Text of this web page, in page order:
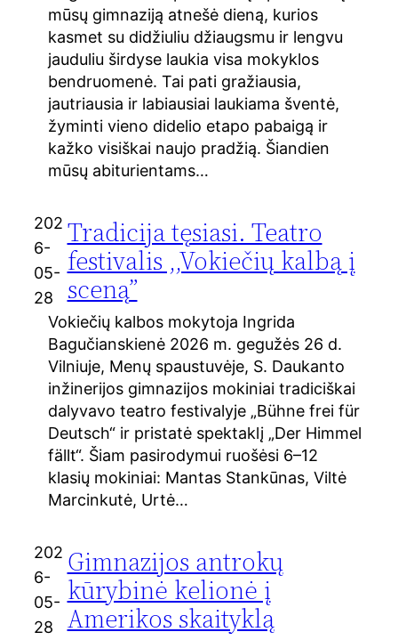
mūsų gimnaziją atnešė dieną, kurios
kasmet su didžiuliu džiaugsmu ir lengvu
jauduliu širdyse laukia visa mokyklos
bendruomenė. Tai pati gražiausia,
jautriausia ir labiausiai laukiama šventė,
žyminti vieno didelio etapo pabaigą ir
kažko visiškai naujo pradžią. Šiandien
mūsų abiturientams…
202
6-
05-
28
Tradicija tęsiasi. Teatro
festivalis ,,Vokiečių kalbą į
sceną”
Vokiečių kalbos mokytoja Ingrida
Bagučianskienė 2026 m. gegužės 26 d.
Vilniuje, Menų spaustuvėje, S. Daukanto
inžinerijos gimnazijos mokiniai tradiciškai
dalyvavo teatro festivalyje „Bühne frei für
Deutsch“ ir pristatė spektaklį „Der Himmel
fällt“. Šiam pasirodymui ruošėsi 6–12
klasių mokiniai: Mantas Stankūnas, Viltė
Marcinkutė, Urtė…
202
6-
05-
28
Gimnazijos antrokų
kūrybinė kelionė į
Amerikos skaityklą